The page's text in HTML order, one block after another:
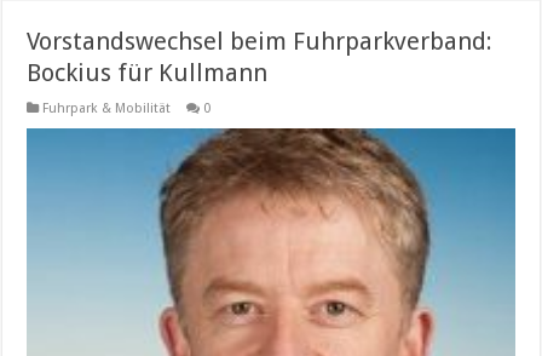
Vorstandswechsel beim Fuhrparkverband:
Bockius für Kullmann
Fuhrpark & Mobilität 0